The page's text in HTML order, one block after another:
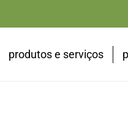
produtos e serviços